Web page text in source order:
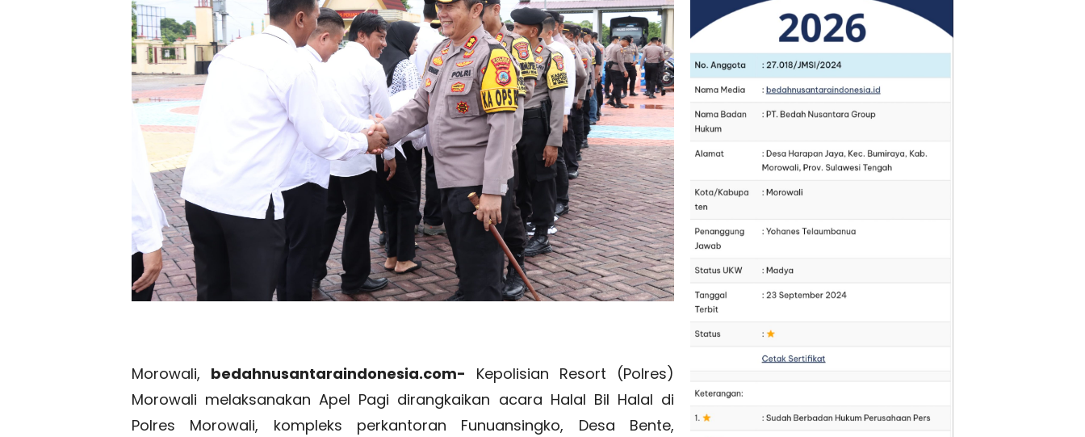
Morowali, bedahnusantaraindonesia.com- Kepolisian Resort (Polres)
Morowali melaksanakan Apel Pagi dirangkaikan acara Halal Bil Halal di
Polres Morowali, kompleks perkantoran Funuansingko, Desa Bente,